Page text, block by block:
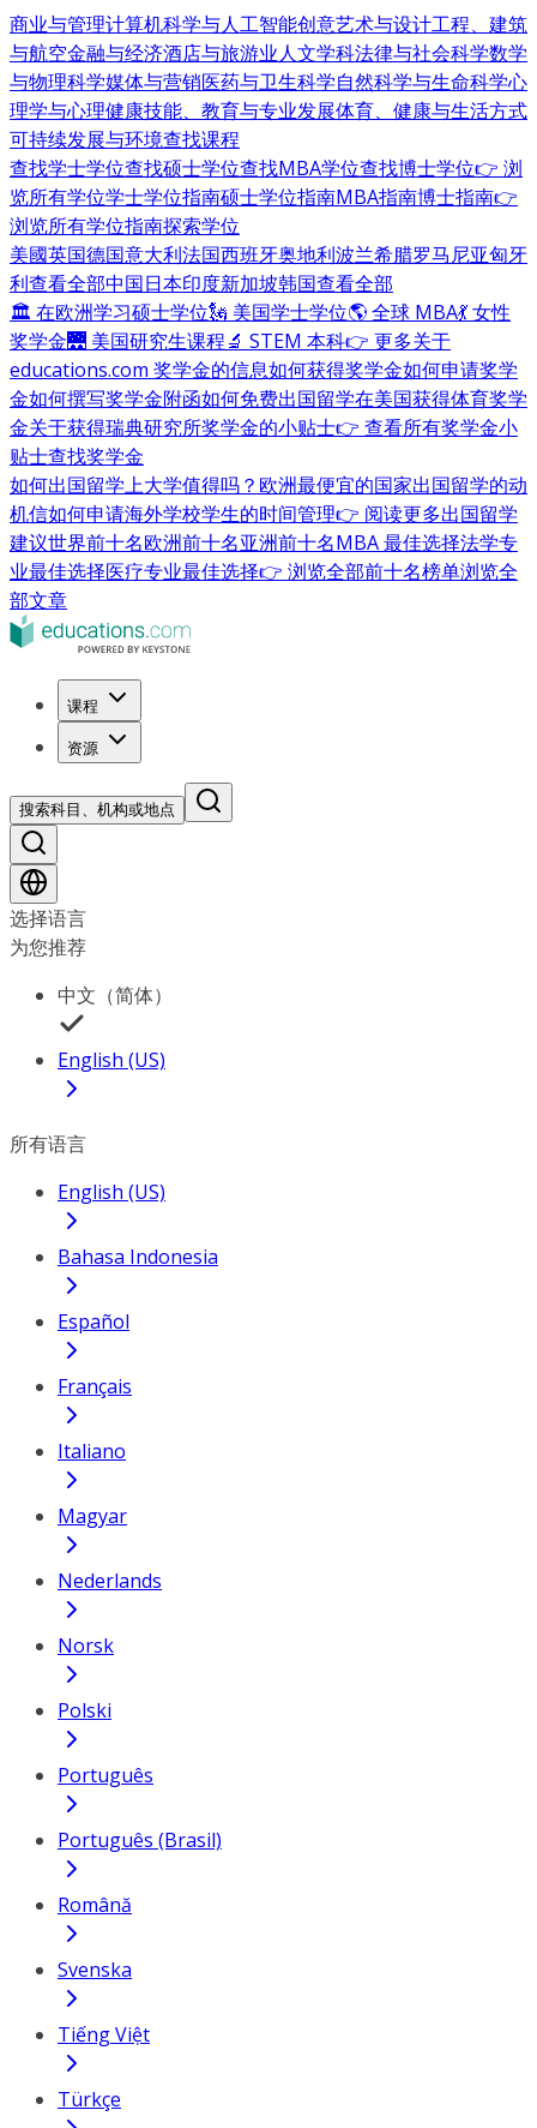
商业与管理计算机科学与人工智能创意艺术与设计工程、建筑
与航空金融与经济酒店与旅游业人文学科法律与社会科学数学
与物理科学媒体与营销医药与卫生科学自然科学与生命科学心
理学与心理健康技能、教育与专业发展体育、健康与生活方式
可持续发展与环境查找课程
查找学士学位查找硕士学位查找MBA学位查找博士学位👉 浏
览所有学位学士学位指南硕士学位指南MBA指南博士指南👉
浏览所有学位指南探索学位
美國英国德国意大利法国西班牙奥地利波兰希腊罗马尼亚匈牙
利查看全部中国日本印度新加坡韩国查看全部
🏛 在欧洲学习硕士学位🗽 美国学士学位🌎 全球 MBA💃 女性
奖学金🌉 美国研究生课程🔬 STEM 本科👉 更多关于
educations.com 奖学金的信息如何获得奖学金如何申请奖学
金如何撰写奖学金附函如何免费出国留学在美国获得体育奖学
金关于获得瑞典研究所奖学金的小贴士👉 查看所有奖学金小
贴士查找奖学金
如何出国留学上大学值得吗？ 欧洲最便宜的国家出国留学的动
机信如何申请海外学校学生的时间管理👉 阅读更多出国留学
建议世界前十名欧洲前十名亚洲前十名MBA 最佳选择法学专
业最佳选择医疗专业最佳选择👉 浏览全部前十名榜单浏览全
部文章
课程
资源
搜索科目、机构或地点
选择语言
为您推荐
中文（简体）
English (US)
所有语言
English (US)
Bahasa Indonesia
Español
Français
Italiano
Magyar
Nederlands
Norsk
Polski
Português
Português (Brasil)
Română
Svenska
Tiếng Việt
Türkçe